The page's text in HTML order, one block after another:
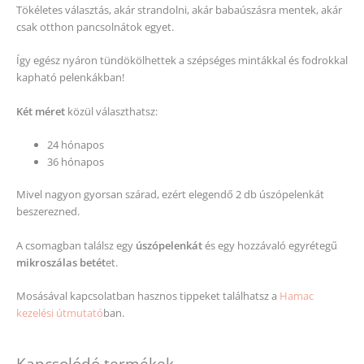
Tökéletes választás, akár strandolni, akár babaúszásra mentek, akár
csak otthon pancsolnátok egyet.
Így egész nyáron tündökölhettek a szépséges mintákkal és fodrokkal
kapható pelenkákban!
Két méret közül választhatsz:
24 hónapos
36 hónapos
Mivel nagyon gyorsan szárad, ezért elegendő 2 db úszópelenkát
beszerezned.
A csomagban találsz egy úszópelenkátés egy hozzávaló egyrétegű
mikroszálas betétet.
Mosásával kapcsolatban hasznos tippeket találhatsz a Hamac
kezelési útmutatóban.